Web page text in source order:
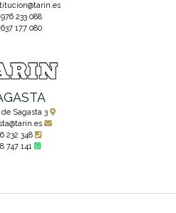
976 233 088
637 177 080
de Sagasta 3
232 348
747 141